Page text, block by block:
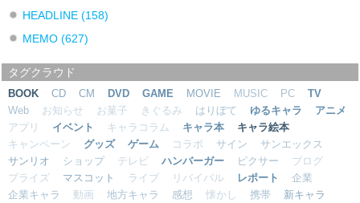
HEADLINE (158)
MEMO (627)
タグクラウド
BOOK CD CM DVD GAME MOVIE MUSIC PC
TV
Web
お知らせ お菓子 きぐるみ はりぼて ゆるキャラ
アニメ
アプリ
イベント キャラコラム キャラ本
キャラ絵本
キャンペーン
グッズ ゲーム コラボ サイン
サンエックス
サンリオ
ショップ テレビ ハンバーガー ピクサー
ブログ
プライズ
マスコット ライブ リバイバル レポート
企業
企業キャラ
動画 地方キャラ 感想 懐かし 携帯
新キャラ